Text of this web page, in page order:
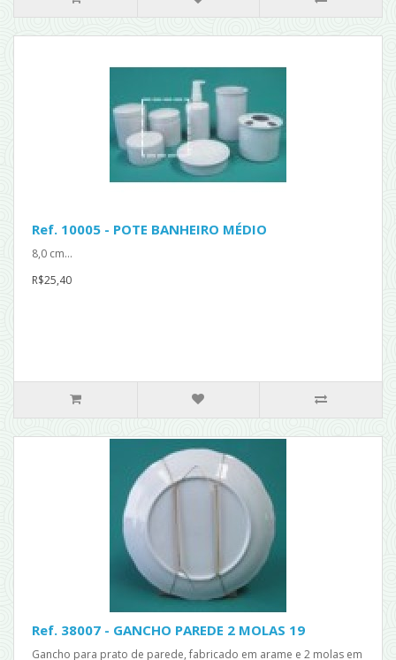
Ref. 10005 - POTE BANHEIRO MÉDIO
8,0 cm...
R$25,40
Ref. 38007 - GANCHO PAREDE 2 MOLAS 19
Gancho para prato de parede, fabricado em arame e 2 molas em